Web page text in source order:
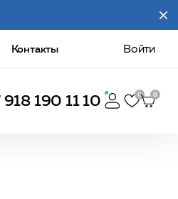
Контакты Войти
918 190 11 10